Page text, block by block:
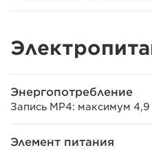
Энергопотребление
Запись MP4: максимум
Элемент питания